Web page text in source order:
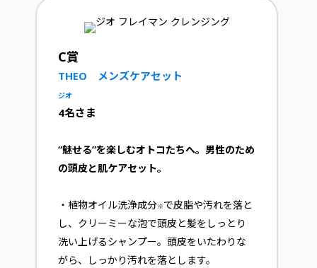
C賞
THEO メンズケアセット
ジオ
4名さま
“魅せる”を楽しむオトコたちへ。男性のため
の頭皮と肌ケアセット。
・植物オイル洗浄成分※で皮脂や汚れを落と
し、クリーミーな泡で頭皮と髪をしっとり
洗い上げるシャンプー。頭皮をいたわりな
がら、しっかり汚れを落とします。